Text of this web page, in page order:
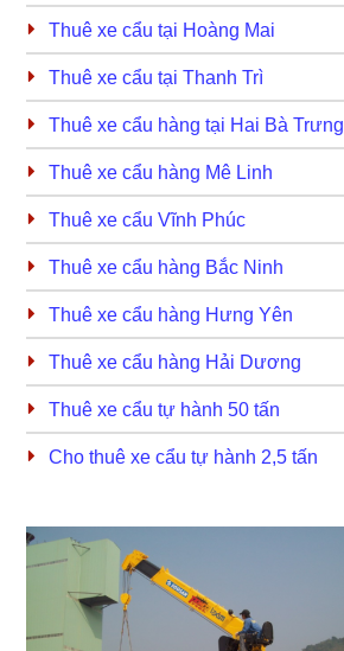
Thuê xe cẩu tại Hoàng Mai
Thuê xe cẩu tại Thanh Trì
Thuê xe cẩu hàng tại Hai Bà Trưng
Thuê xe cẩu hàng Mê Linh
Thuê xe cẩu Vĩnh Phúc
Thuê xe cẩu hàng Bắc Ninh
Thuê xe cẩu hàng Hưng Yên
Thuê xe cẩu hàng Hải Dương
Thuê xe cẩu tự hành 50 tấn
Cho thuê xe cẩu tự hành 2,5 tấn